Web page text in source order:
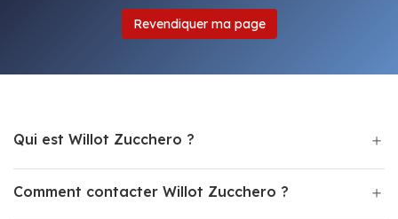
Revendiquer ma page
Qui est Willot Zucchero ?
Comment contacter Willot Zucchero ?